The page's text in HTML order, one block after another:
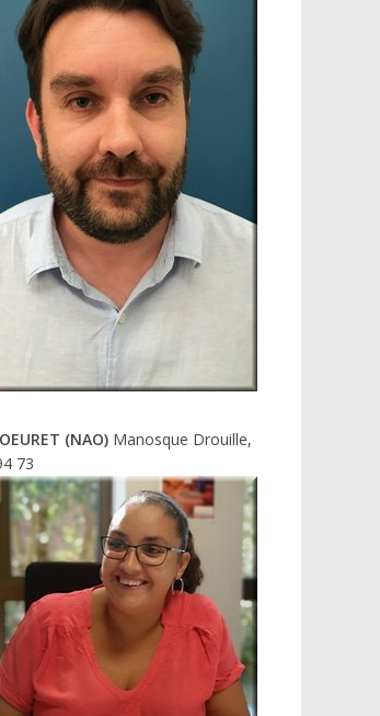
(NAO) Manosque Drouille,
73